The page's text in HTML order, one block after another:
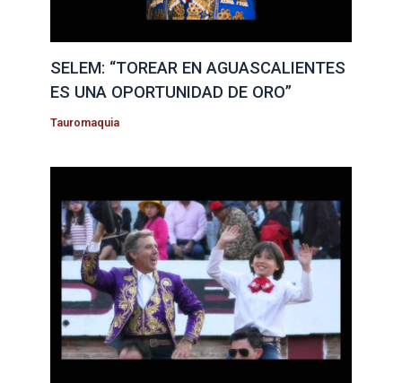
SELEM: “TOREAR EN AGUASCALIENTES
ES UNA OPORTUNIDAD DE ORO”
Tauromaquia